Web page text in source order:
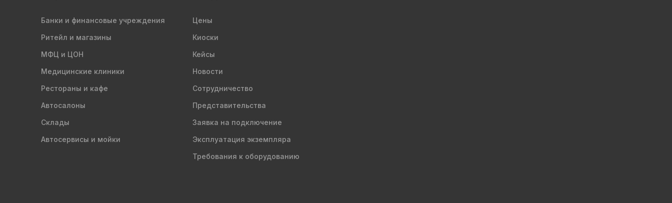
Банки и финансовые учреждения
Ритейл и магазины
МФЦ и ЦОН
Медицинские клиники
Рестораны и кафе
Автосалоны
Склады
Автосервисы и мойки
Цены
Киоски
Кейсы
Новости
Сотрудничество
Представительства
Заявка на подключение
Эксплуатация экземпляра
Требования к оборудованию